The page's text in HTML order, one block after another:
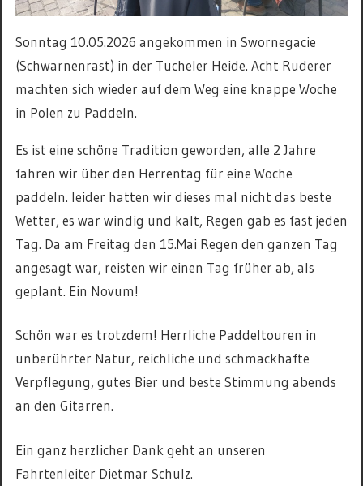
Sonntag 10.05.2026 angekommen in Swornegacie
(Schwarnenrast) in der Tucheler Heide. Acht Ruderer
machten sich wieder auf dem Weg eine knappe Woche
in Polen zu Paddeln.
Es ist eine schöne Tradition geworden, alle 2 Jahre
fahren wir über den Herrentag für eine Woche
paddeln. leider hatten wir dieses mal nicht das beste
Wetter, es war windig und kalt, Regen gab es fast jeden
Tag. Da am Freitag den 15.Mai Regen den ganzen Tag
angesagt war, reisten wir einen Tag früher ab, als
geplant. Ein Novum!
Schön war es trotzdem! Herrliche Paddeltouren in
unberührter Natur, reichliche und schmackhafte
Verpflegung, gutes Bier und beste Stimmung abends
an den Gitarren.
Ein ganz herzlicher Dank geht an unseren
Fahrtenleiter Dietmar Schulz.